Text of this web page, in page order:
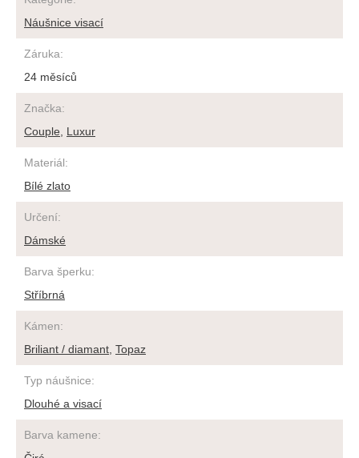
Náušnice visací
Záruka:
24 měsíců
Značka:
Couple
Luxur
Materiál:
Bílé zlato
Určení:
Dámské
Barva šperku:
Stříbrná
Kámen:
Briliant / diamant Topaz
Typ náušnice:
Dlouhé a visací
Barva kamene: